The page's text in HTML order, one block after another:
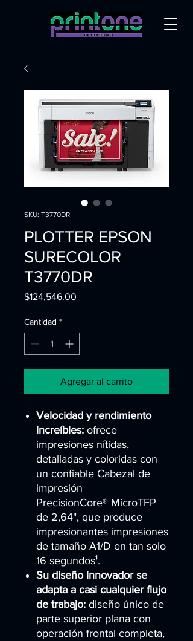
SKU: T3770DR
PLOTTER EPSON
SURECOLOR
T3770DR
$124,546.00
Cantidad *
Agregar al carrito
Velocidad y rendimiento
increíbles: ofrece
impresiones nítidas,
detalladas y coloridas con
un confiable Cabezal de
impresión
PrecisionCore® MicroTFP
de 2,64", que produce
impresionantes impresiones
de tamaño A1/D en tan solo
16 segundos¹.
Su diseño innovador se
adapta a casi cualquier flujo
de trabajo: diseño único de
parte superior plana con
operación frontal completa,